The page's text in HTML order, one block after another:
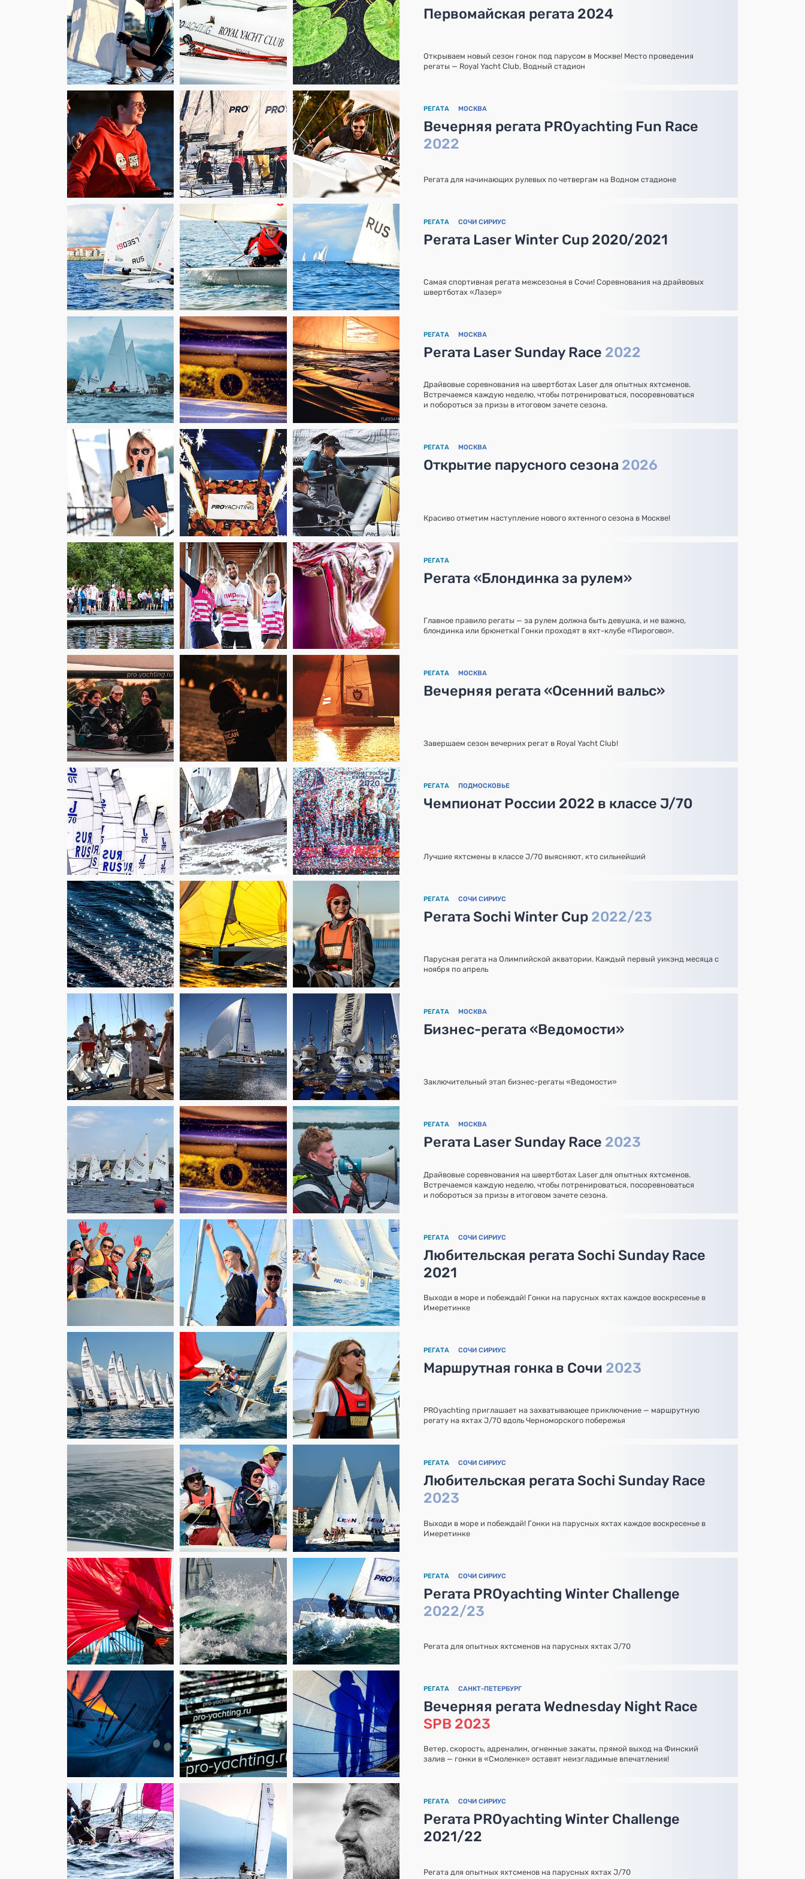
Первомайская регата 2024
Открываем новый сезон гонок под парусом в Москве! Место проведения
регаты — Royal Yacht Club, Водный стадион
РЕГАТА МОСКВА
Вечерняя регата PROyachting Fun Race
2022
Регата для начинающих рулевых по четвергам на Водном стадионе
РЕГАТА СОЧИ СИРИУС
Регата Laser Winter Cup 2020/2021
Самая спортивная регата межсезонья в Сочи! Соревнования на драйвовых
швертботах «Лазер»
РЕГАТА МОСКВА
Регата Laser Sunday Race 2022
Драйвовые соревнования на швертботах Laser для опытных яхтсменов.
Встречаемся каждую неделю, чтобы потренироваться, посоревноваться
и побороться за призы в итоговом зачете сезона.
РЕГАТА МОСКВА
Открытие парусного сезона 2026
Красиво отметим наступление нового яхтенного сезона в Москве!
РЕГАТА
Регата «Блондинка за рулем»
Главное правило регаты — за рулем должна быть девушка, и не важно,
блондинка или брюнетка! Гонки проходят в яхт-клубе «Пирогово».
РЕГАТА МОСКВА
Вечерняя регата «Осенний вальс»
Завершаем сезон вечерних регат в Royal Yacht Club!
РЕГАТА ПОДМОСКОВЬЕ
Чемпионат России 2022 в классе J/70
Лучшие яхтсмены в классе J/70 выясняют, кто сильнейший
РЕГАТА СОЧИ СИРИУС
Регата Sochi Winter Cup 2022/23
Парусная регата на Олимпийской акватории. Каждый первый уикэнд месяца с
ноября по апрель
РЕГАТА МОСКВА
Бизнес-регата «Ведомости»
Заключительный этап бизнес-регаты «Ведомости»
РЕГАТА МОСКВА
Регата Laser Sunday Race 2023
Драйвовые соревнования на швертботах Laser для опытных яхтсменов.
Встречаемся каждую неделю, чтобы потренироваться, посоревноваться
и побороться за призы в итоговом зачете сезона.
РЕГАТА СОЧИ СИРИУС
Любительская регата Sochi Sunday Race
2021
Выходи в море и побеждай! Гонки на парусных яхтах каждое воскресенье в
Имеретинке
РЕГАТА СОЧИ СИРИУС
Маршрутная гонка в Сочи 2023
PROyachting приглашает на захватывающее приключение — маршрутную
регату на яхтах J/70 вдоль Черноморского побережья
РЕГАТА СОЧИ СИРИУС
Любительская регата Sochi Sunday Race
2023
Выходи в море и побеждай! Гонки на парусных яхтах каждое воскресенье в
Имеретинке
РЕГАТА СОЧИ СИРИУС
Регата PROyachting Winter Challenge
2022/23
Регата для опытных яхтсменов на парусных яхтах J/70
РЕГАТА САНКТ-ПЕТЕРБУРГ
Вечерняя регата Wednesday Night Race
SPB 2023
Ветер, скорость, адреналин, огненные закаты, прямой выход на Финский
залив — гонки в «Смоленке» оставят неизгладимые впечатления!
РЕГАТА СОЧИ СИРИУС
Регата PROyachting Winter Challenge
2021/22
Регата для опытных яхтсменов на парусных яхтах J/70